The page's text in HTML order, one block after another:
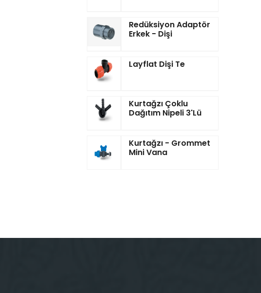
Redüksiyon Adaptör
Erkek - Dişi
Layflat Dişi Te
Kurtağzı Çoklu
Dağıtım Nipeli 3'lü
Kurtağzı - Grommet
Mini Vana